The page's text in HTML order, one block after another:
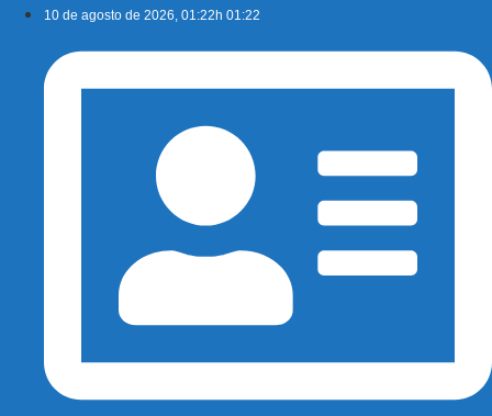
conteúdo
10 de agosto de 2026, 01:22h 01:22